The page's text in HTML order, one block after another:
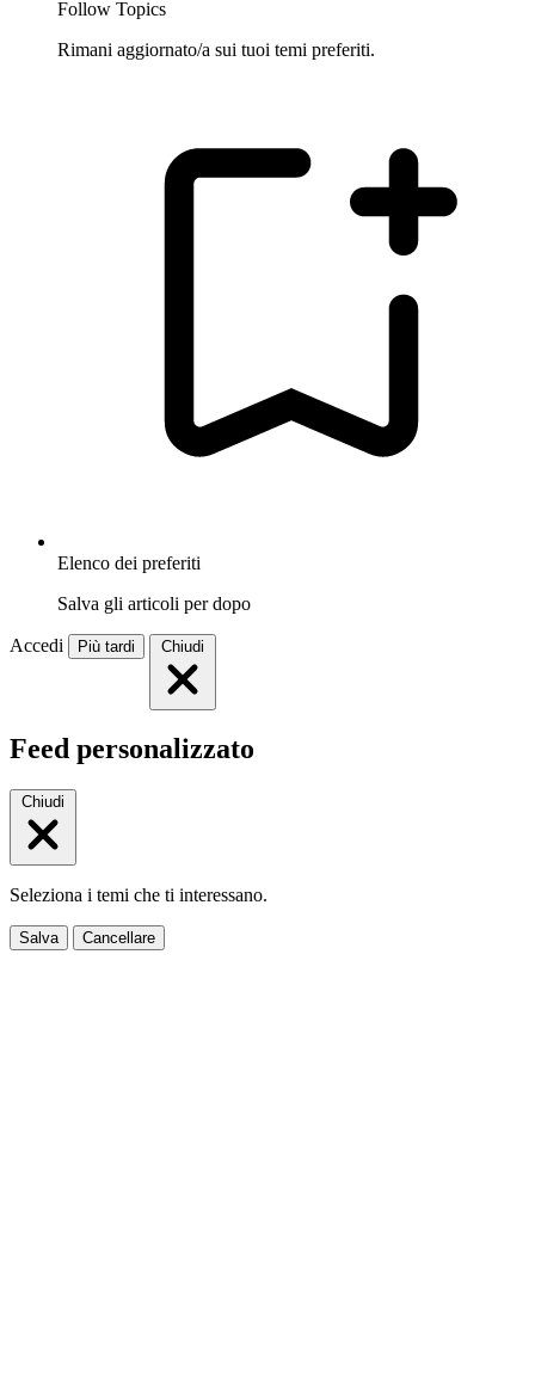
Follow Topics
Rimani aggiornato/a sui tuoi temi preferiti.
Elenco dei preferiti
Salva gli articoli per dopo
Accedi Più tardi Chiudi
Feed personalizzato
Chiudi
Seleziona i temi che ti interessano.
Salva Cancellare